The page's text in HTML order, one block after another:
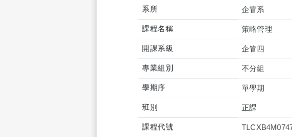
系所 企管系
課程名稱 策略管理
開課系級 企管四
專業組別 不分組
學期序 單學期
班別 正課
課程代號